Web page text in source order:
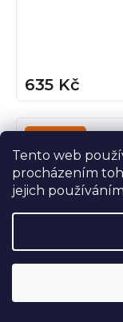
Tento web
procházením
jejich
635 Kč
To chceš